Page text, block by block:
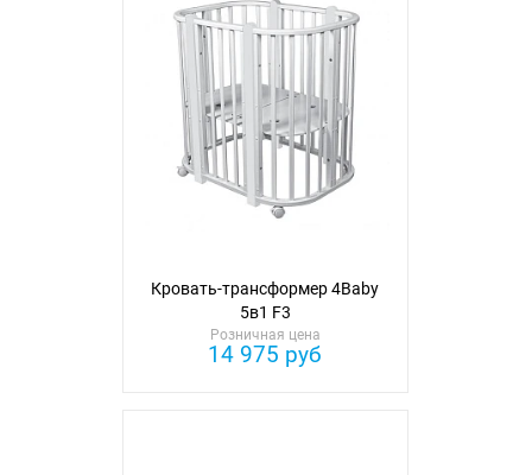
Кровать-трансформер 4Baby
5в1 F3
Розничная цена
14 975 руб